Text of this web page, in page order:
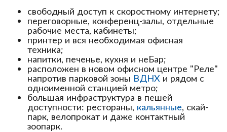
свободный доступ к скоростному интернету;
переговорные, конференц-залы, отдельные
рабочие места, кабинеты;
принтер и вся необходимая офисная
техника;
напитки, печенье, кухня и неБар;
расположен в новом офисном центре "Реле"
напротив парковой зоны ВДНХ и рядом с
одноименной станцией метро;
большая инфраструктура в пешей
доступности: рестораны, кальянные, скай-
парк, велопрокат и даже контактный
зоопарк.